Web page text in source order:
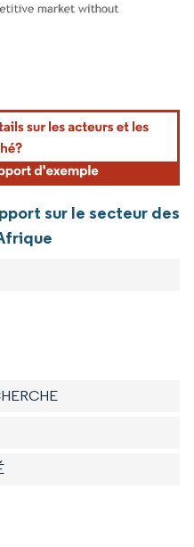
nécessite une attribution sous CC BY
sur le secteur des